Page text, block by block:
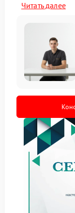
Определить
признакам:
щелчки
времени;
индикаторы
снижается
В подобных
устранить
устройства.
Причины
Щелчки могут
перегревом
Читать далее